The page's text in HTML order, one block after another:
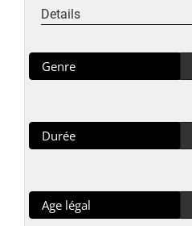
Details
Genre
Durée
Age légal